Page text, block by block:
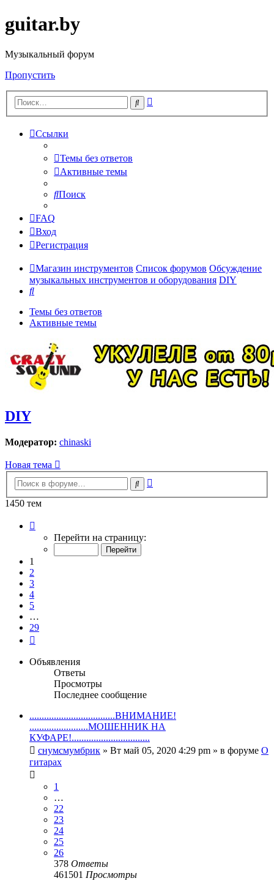
guitar.by
Музыкальный форум
Пропустить
Поиск
Ссылки
Темы без ответов
Активные темы
Поиск
FAQ
Вход
Регистрация
Магазин инструментов Список форумов Обсуждение
музыкальных инструментов и оборудования DIY
Поиск
Темы без ответов
Активные темы
DIY
Модератор: chinaski
Новая тема
Поиск
1450 тем
Перейти на страницу:
1
2
3
4
5
…
29
Объявления
Ответы
Просмотры
Последнее сообщение
...................................ВНИМАНИЕ!
........................МОШЕННИК НА
КУФАРЕ!................................
снумсмумбрик » Вт май 05, 2020 4:29 pm » в форуме О
гитарах
1
…
22
23
24
25
26
378 Ответы
461501 Просмотры